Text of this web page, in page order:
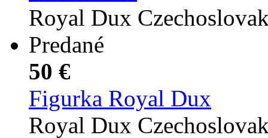
Royal Dux
Predané
50 €
Figurka Royal Dux
Royal Dux